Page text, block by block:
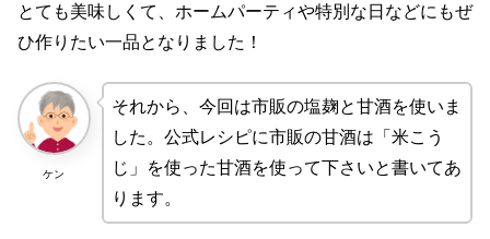
とても美味しくて、ホームパーティや特別な日などにもぜ
ひ作りたい一品となりました！
ケン
それから、今回は市販の塩麹と甘酒を使いま
した。公式レシピに市販の甘酒は「米こう
じ」を使った甘酒を使って下さいと書いてあ
ります。